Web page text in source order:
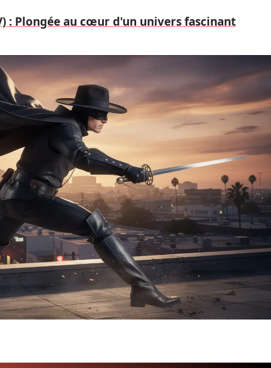
: Plongée au cœur d'un univers fascinant